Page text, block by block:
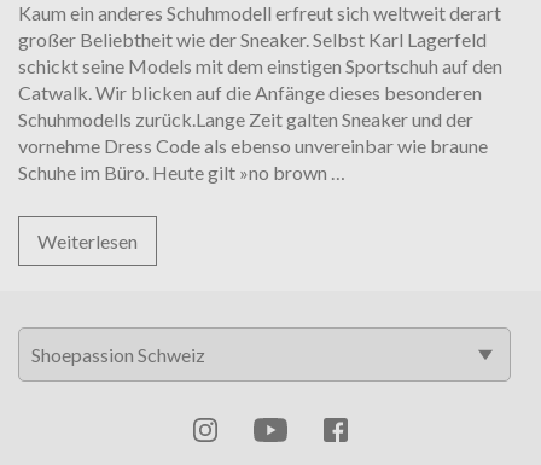
Kaum ein anderes Schuhmodell erfreut sich weltweit derart
großer Beliebtheit wie der Sneaker. Selbst Karl Lagerfeld
schickt seine Models mit dem einstigen Sportschuh auf den
Catwalk. Wir blicken auf die Anfänge dieses besonderen
Schuhmodells zurück.Lange Zeit galten Sneaker und der
vornehme Dress Code als ebenso unvereinbar wie braune
Schuhe im Büro. Heute gilt »no brown …
Weiterlesen